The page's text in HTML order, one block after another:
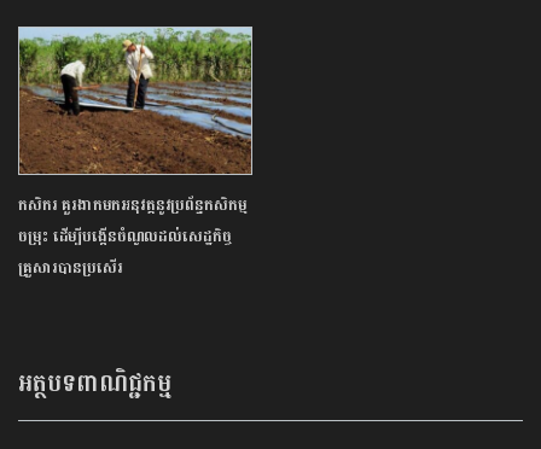
កសិករ គួរងាកមកអនុវត្តនូវប្រព័ន្ធកសិកម្ម
ចម្រុះ ដើម្បីបង្កើនចំណូលដល់សេដ្ឋកិច្ច
គ្រួសារបានប្រសើរ
អត្ថបទពាណិជ្ជកម្ម